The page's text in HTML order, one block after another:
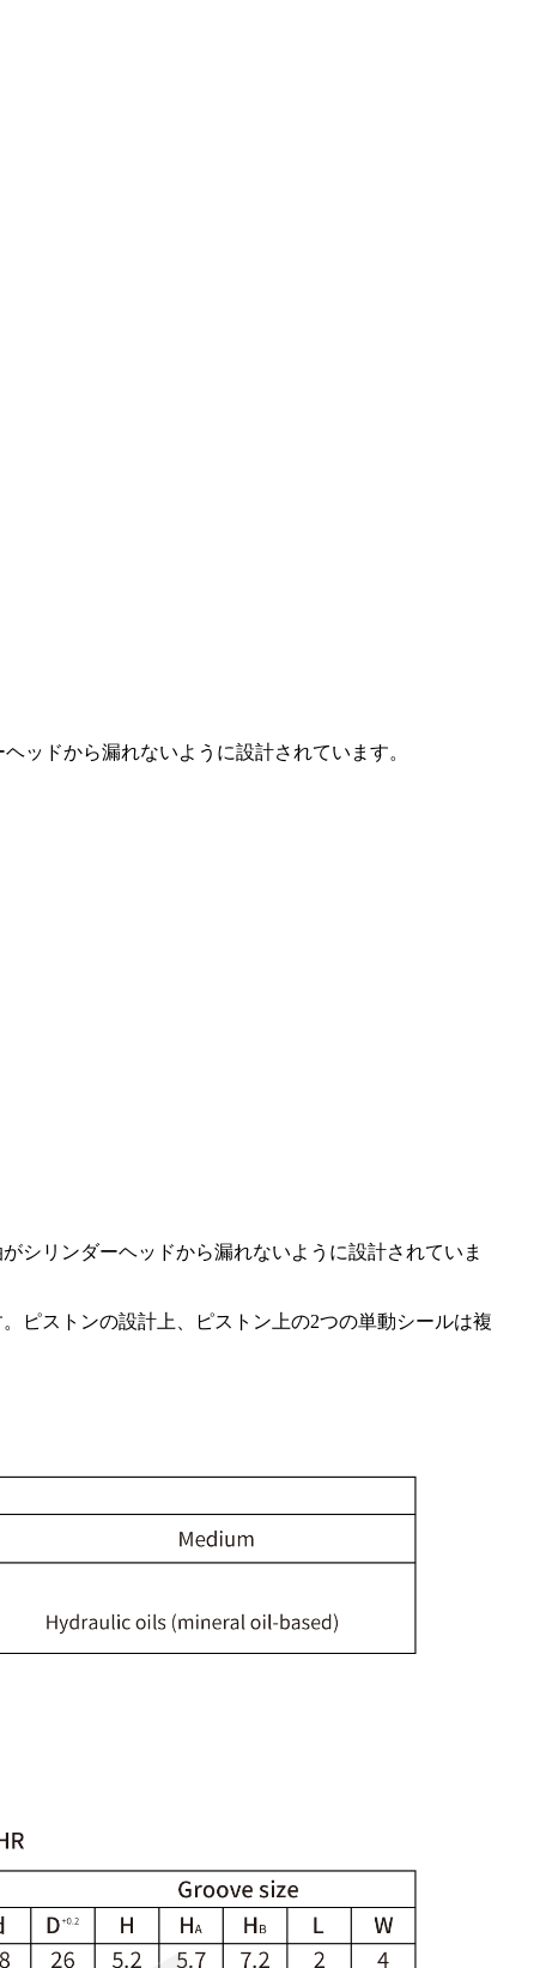
ッドから漏れないように設計されています。
シリンダーヘッドから漏れないように設計されていま
ピストンの設計上、ピストン上の2つの単動シールは複